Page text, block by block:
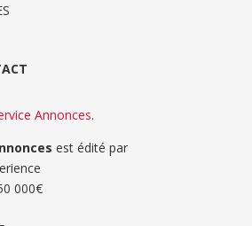
Annonces.
est édité par
000€